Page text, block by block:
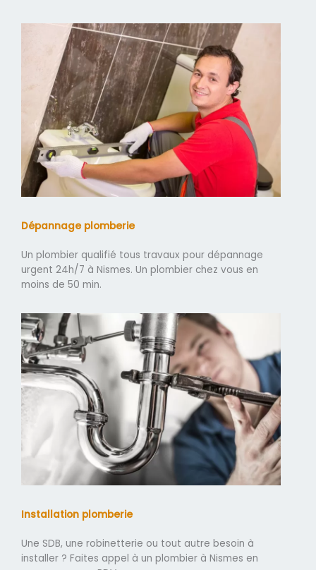
Dépannage plomberie
Un plombier qualifié tous travaux pour dépannage
urgent 24h/7 à Nismes. Un plombier chez vous en
moins de 50 min.
Installation plomberie
Une SDB, une robinetterie ou tout autre besoin à
installer ? Faites appel à un plombier à Nismes en